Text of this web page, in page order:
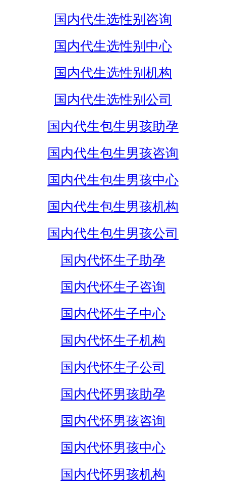
国内代生选性别咨询
国内代生选性别中心
国内代生选性别机构
国内代生选性别公司
国内代生包生男孩助孕
国内代生包生男孩咨询
国内代生包生男孩中心
国内代生包生男孩机构
国内代生包生男孩公司
国内代怀生子助孕
国内代怀生子咨询
国内代怀生子中心
国内代怀生子机构
国内代怀生子公司
国内代怀男孩助孕
国内代怀男孩咨询
国内代怀男孩中心
国内代怀男孩机构